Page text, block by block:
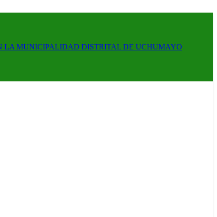
LA MUNICIPALIDAD DISTRITAL DE UCHUMAYO